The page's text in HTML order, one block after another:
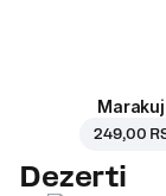
249,00
Dezerti